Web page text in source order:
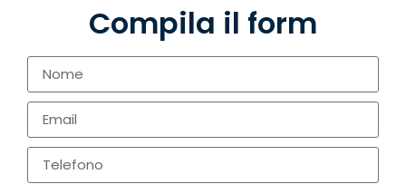
Compila il form